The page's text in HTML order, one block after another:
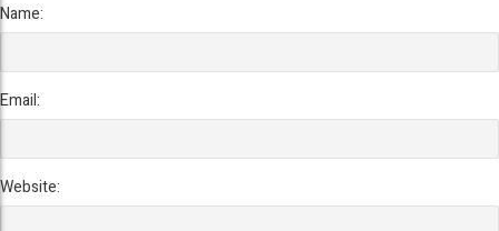
Name:
Email:
Website: